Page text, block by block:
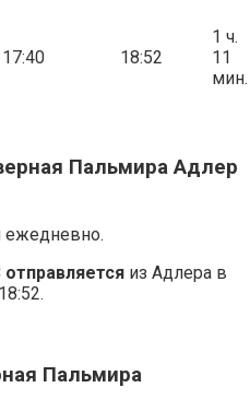
17:40 18:52
1 ч.
11
мин.
Пальмира Адлер
ежедневно.
отправляется из Адлера в
Пальмира